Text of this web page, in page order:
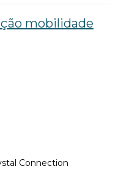
mobilidade
Connection